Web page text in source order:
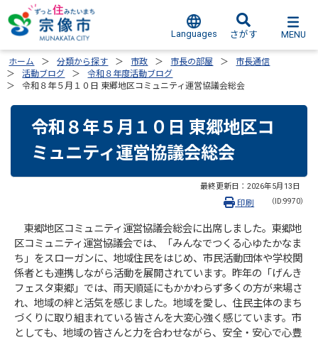
Languages さがす MENU
ホーム 分類から探す 市政 市長の部屋
市長通信
活動ブログ
令和８年度活動ブログ
令和８年５月１０日 東郷地区コミュニティ運営協議会総会
令和８年５月１０日 東郷地区コ
ミュニティ運営協議会総会
最終更新日： 2026年5月13日
（ID:9970）
印刷
東郷地区コミュニティ運営協議会総会に出席しました。東郷地
区コミュニティ運営協議会では、「みんなでつくる心ゆたかなま
ち」をスローガンに、地域住民をはじめ、市民活動団体や学校関
係者とも連携しながら活動を展開されています。昨年の「げんき
フェスタ東郷」では、雨天順延にもかかわらず多くの方が来場さ
れ、地域の絆と活気を感じました。地域を愛し、住民主体のまち
づくりに取り組まれている皆さんを大変心強く感じています。市
としても、地域の皆さんと力を合わせながら、安全・安心で心豊